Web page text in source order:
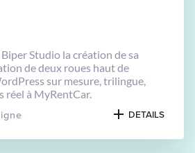
Studio la création de sa
de deux roues haut de
sur mesure, trilingue,
réel à MyRentCar.
DETAILS